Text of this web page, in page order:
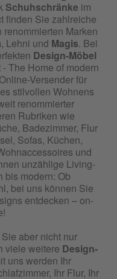
Schuhschränke im
finden Sie zahlreiche
renommierten Marken
, Lehni und Magis. Bei
Design-Möbel
The Home of modern
Versender für
stilvollen Wohnens
renommierter
Rubriken wie
Badezimmer, Flur
Sofas, Küchen,
und
unzählige Living-
bis modern: Ob
bei uns können Sie
entdecken – on-
aber nicht nur
viele weitere Design-
uns werden Ihr
Ihr Flur, Ihr